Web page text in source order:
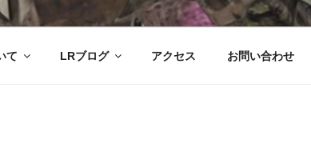
て LRブログ アクセス お問い合わせ